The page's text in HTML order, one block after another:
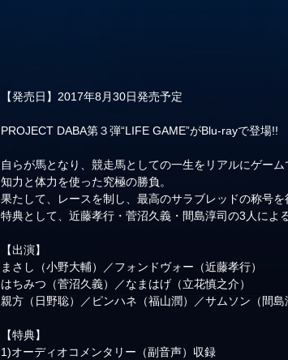
【発売日】2017年8月30日発売予定
PROJECT DABA第３弾“LIFE GAME”がBlu‐rayで登場!!
自らが馬となり、競走馬としての一生をリアルにゲーム
知力と体力を使った究極の勝負。
果たして、レースを制し、最高のサラブレッドの称号を
特典として、近藤孝行・菅沼久義・間島淳司の3人によ
【出演】
まさし（小野大輔）／フォンドヴォー（近藤孝行）
はちみつ（菅沼久義）／なまはげ（立花慎之介）
親方（日野聡）／ピンハネ（福山潤）／サムソン（間島
【特典】
1)オーディオコメンタリー（副音声）収録